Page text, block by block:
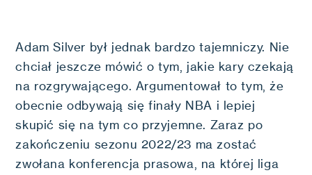
Adam Silver był jednak bardzo tajemniczy. Nie
chciał jeszcze mówić o tym, jakie kary czekają
na rozgrywającego. Argumentował to tym, że
obecnie odbywają się finały NBA i lepiej
skupić się na tym co przyjemne. Zaraz po
zakończeniu sezonu 2022/23 ma zostać
zwołana konferencja prasowa, na której liga